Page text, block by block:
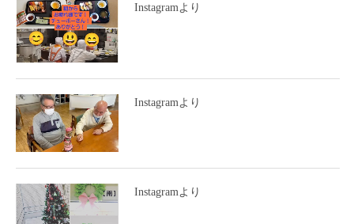
Instagramより
Instagramより
Instagramより